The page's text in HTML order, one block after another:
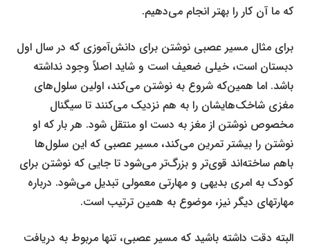
که ما آن کار را بهتر انجام می‌دهیم.
برای مثال مسیر عصبی نوشتن برای دانش‌آموزی که در سال اول
دبستان است، خیلی ضعیف است و شاید اصلاً وجود نداشته
باشد. اما همین‌که شروع به نوشتن می‌کند، اولین سلول‌های
مغزی شاخک‌هایشان را به هم نزدیک می‌کنند تا سیگنال
مخصوص نوشتن از مغز به دست او منتقل شود. هر بار که او
نوشتن را بیشتر تمرین می‌کند، مسیر عصبی که این سلول‌ها
باهم ساخته‌اند قوی‌تر و بزرگ‌تر می‌شود تا جایی که نوشتن برای
کودک به امری بدیهی و مهارتی معمولی تبدیل می‌شود. درباره
مهارت­های دیگر نیز، موضوع به همین ترتیب است.
البته دقت داشته باشید که مسیر عصبی، تنها مربوط به دریافت